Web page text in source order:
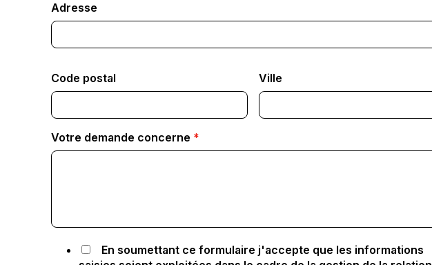
Adresse
Code postal Ville
Votre demande concerne *
En soumettant ce formulaire j'accepte que les informations